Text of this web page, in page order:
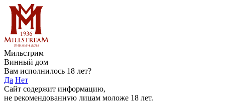
Мильстрим
Винный дом
Вам исполнилось 18 лет?
Да Нет
Сайт содержит информацию,
не рекомендованную лицам моложе 18 лет.